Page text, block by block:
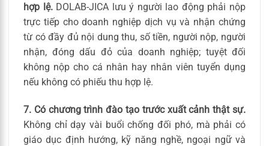
hợp lệ.DOLAB-JICA lưu ý người lao động phải nộp
trực tiếp cho doanh nghiệp dịch vụ và nhận chứng
từ có đầy đủ nội dung thu, số tiền, người nộp, người
nhận, đóng dấu đỏ của doanh nghiệp; tuyệt đối
không nộp cho cá nhân hay nhân viên tuyển dụng
nếu không có phiếu thu hợp lệ.
7. Có chương trình đào tạo trước xuất cảnh thật sự.
Không chỉ dạy vài buổi chống đối phó, mà phải có
giáo dục định hướng, kỹ năng nghề, ngoại ngữ và